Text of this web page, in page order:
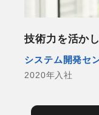
技術力を​活か
システム開発セ
2020年入社